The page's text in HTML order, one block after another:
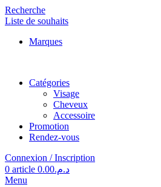
Recherche
Liste de souhaits
Marques
Catégories
Visage
Cheveux
Accessoire
Promotion
Rendez-vous
Connexion / Inscription
0 article د.م.0.00
Menu